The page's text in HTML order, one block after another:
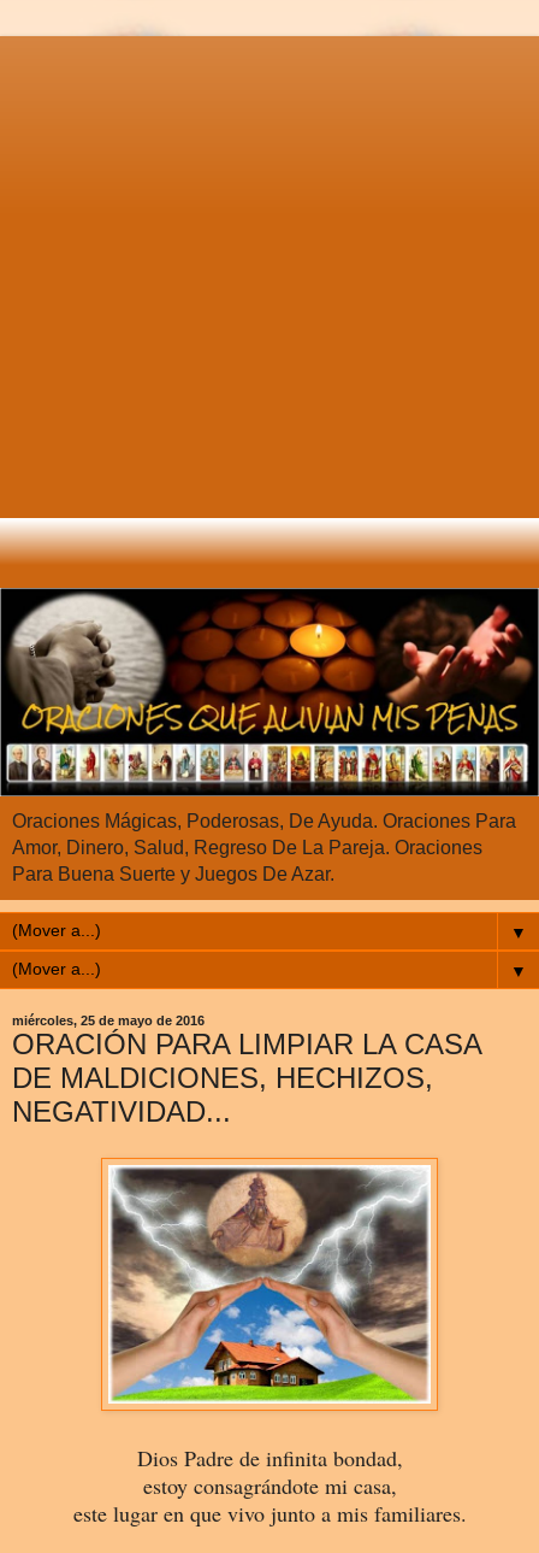
Oraciones Mágicas, Poderosas, De Ayuda. Oraciones Para
Amor, Dinero, Salud, Regreso De La Pareja. Oraciones
Para Buena Suerte y Juegos De Azar.
▼
▼
miércoles, 25 de mayo de 2016
ORACIÓN PARA LIMPIAR LA CASA
DE MALDICIONES, HECHIZOS,
NEGATIVIDAD...
Dios Padre de infinita bondad,
estoy consagrándote mi casa,
este lugar en que vivo junto a mis familiares.